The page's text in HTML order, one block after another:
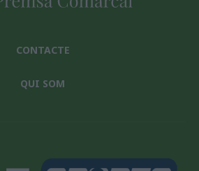
CONTACTE
QUI SOM